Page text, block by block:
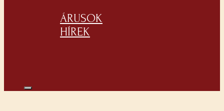
ÁRUSOK
HÍREK